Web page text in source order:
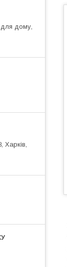
для дому,
Харків,